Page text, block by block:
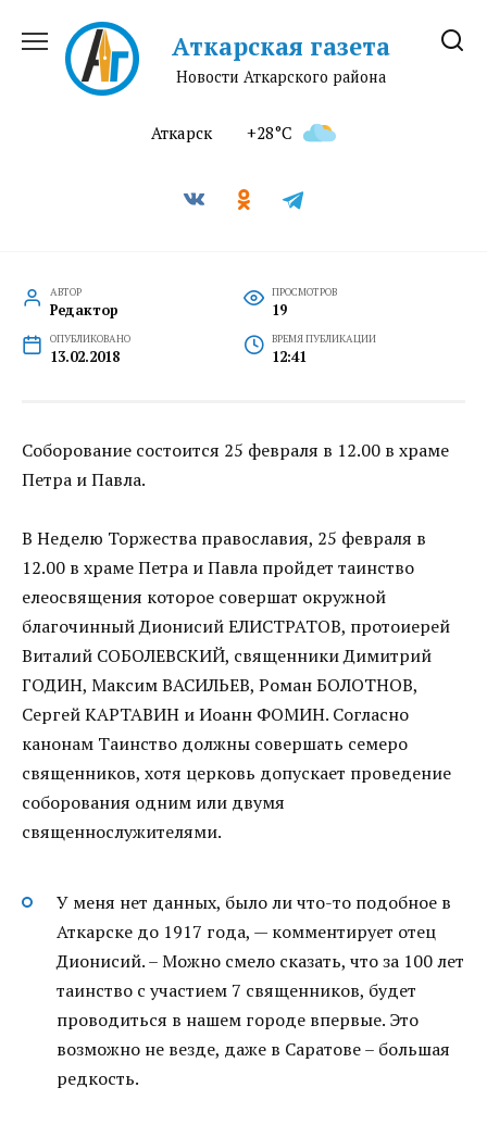
содержанию
Аткарская газета
Новости Аткарского района
Аткарск +28°C
АВТОР
Редактор
ПРОСМОТРОВ
19
ОПУБЛИКОВАНО
13.02.2018
ВРЕМЯ ПУБЛИКАЦИИ
12:41
Соборование состоится 25 февраля в 12.00 в храме
Петра и Павла.
В Неделю Торжества православия, 25 февраля в
12.00 в храме Петра и Павла пройдет таинство
елеосвящения которое совершат окружной
благочинный Дионисий ЕЛИСТРАТОВ, протоиерей
Виталий СОБОЛЕВСКИЙ, священники Димитрий
ГОДИН, Максим ВАСИЛЬЕВ, Роман БОЛОТНОВ,
Сергей КАРТАВИН и Иоанн ФОМИН. Согласно
канонам Таинство должны совершать семеро
священников, хотя церковь допускает проведение
соборования одним или двумя
священнослужителями.
У меня нет данных, было ли что-то подобное в
Аткарске до 1917 года, — комментирует отец
Дионисий. – Можно смело сказать, что за 100 лет
таинство с участием 7 священников, будет
проводиться в нашем городе впервые. Это
возможно не везде, даже в Саратове – большая
редкость.